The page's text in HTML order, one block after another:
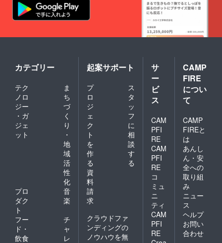
カテゴリー
テク
ノロ
ジー
・ガ
ジェ
ット
ま
ち
づ
く
り
・
地
域
活
性
化
プロ
ダク
ト
音
楽
フー
ド・
飲食
チ
ャ
レ
起案サポート
プ
ロ
ジ
ェ
ク
ト
を
作
る
ス
タ
ッ
フ
に
相
談
す
る
資
料
請
求
クラウドファ
ンディングの
ノウハウを無
サ
ー
ビ
ス
CAM
PFI
RE
CAM
PFI
RE
コ
ミュ
ニ
ティ
CAM
PFI
RE
CAMP
FIRE
につい
て
CAMP
FIREと
は
あんし
ん・安
全への
取り組
み
ニュー
ス
ヘルプ
お問い
合わせ